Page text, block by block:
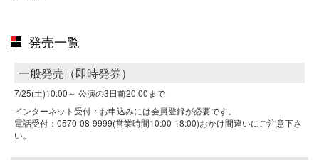
発売一覧
一般発売（即時発券）
7/25(土)10:00～ 公演の3日前20:00まで
インターネット受付：お申込みには会員登録が必要です。
電話受付：0570-08-9999(営業時間10:00-18:00)おかけ間違いにご注意下さ
い。